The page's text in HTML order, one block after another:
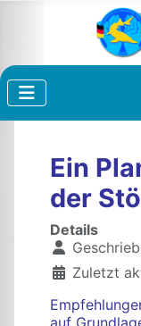
Ein
der
Details
Zuletzt
auf